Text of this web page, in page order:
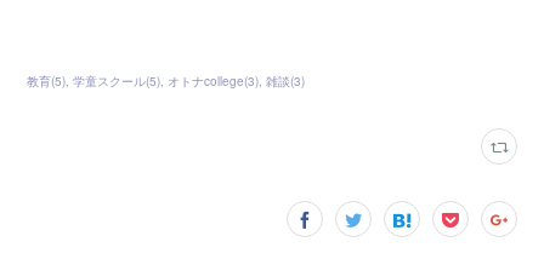
教育(5) 学童スクール(5) オトナcollege(3) 雑談(3)